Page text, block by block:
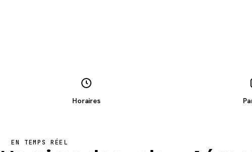
Horaires
EN TEMPS RÉEL